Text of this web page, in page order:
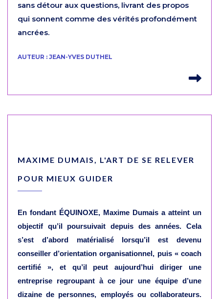
sans détour aux questions, livrant des propos
qui sonnent comme des vérités profondément
ancrées.
AUTEUR : JEAN-YVES DUTHEL
MAXIME DUMAIS, L'ART DE SE RELEVER
POUR MIEUX GUIDER
En fondant ÉQUINOXE, Maxime Dumais a atteint un
objectif qu’il poursuivait depuis des années. Cela
s’est d’abord matérialisé lorsqu’il est devenu
conseiller d’orientation organisationnel, puis « coach
certifié », et qu’il peut aujourd’hui diriger une
entreprise regroupant à ce jour une équipe d’une
dizaine de personnes, employés ou collaborateurs.